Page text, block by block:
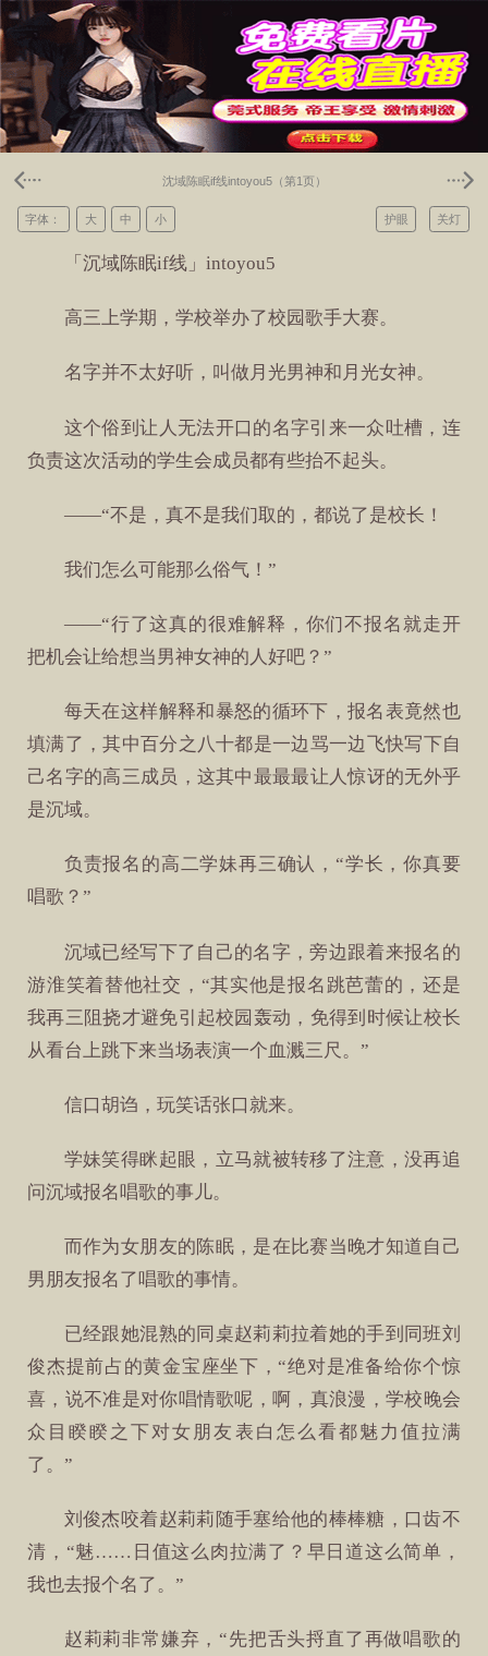
沈域陈眠if线intoyou5（第1页）
关灯
护眼
字体： 大 中 小
「沉域陈眠if线」intoyou5
高三上学期，学校举办了校园歌手大赛。
名字并不太好听，叫做月光男神和月光女神。
这个俗到让人无法开口的名字引来一众吐槽，连
负责这次活动的学生会成员都有些抬不起头。
——“不是，真不是我们取的，都说了是校长！
我们怎么可能那么俗气！”
——“行了这真的很难解释，你们不报名就走开
把机会让给想当男神女神的人好吧？”
每天在这样解释和暴怒的循环下，报名表竟然也
填满了，其中百分之八十都是一边骂一边飞快写下自
己名字的高三成员，这其中最最最让人惊讶的无外乎
是沉域。
负责报名的高二学妹再三确认，“学长，你真要
唱歌？”
沉域已经写下了自己的名字，旁边跟着来报名的
游淮笑着替他社交，“其实他是报名跳芭蕾的，还是
我再三阻挠才避免引起校园轰动，免得到时候让校长
从看台上跳下来当场表演一个血溅三尺。”
信口胡诌，玩笑话张口就来。
学妹笑得眯起眼，立马就被转移了注意，没再追
问沉域报名唱歌的事儿。
而作为女朋友的陈眠，是在比赛当晚才知道自己
男朋友报名了唱歌的事情。
已经跟她混熟的同桌赵莉莉拉着她的手到同班刘
俊杰提前占的黄金宝座坐下，“绝对是准备给你个惊
喜，说不准是对你唱情歌呢，啊，真浪漫，学校晚会
众目睽睽之下对女朋友表白怎么看都魅力值拉满
了。”
刘俊杰咬着赵莉莉随手塞给他的棒棒糖，口齿不
清，“魅……日值这么肉拉满了？早日道这么简单，
我也去报个名了。”
赵莉莉非常嫌弃，“先把舌头捋直了再做唱歌的